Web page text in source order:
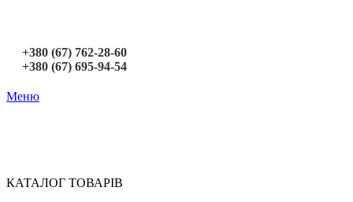
+380 (67) 762-28-60
+380 (67) 695-94-54
Меню
КАТАЛОГ ТОВАРІВ